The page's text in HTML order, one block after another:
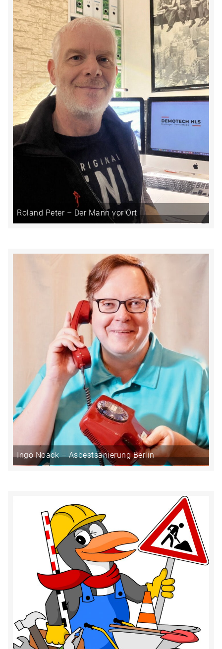
Roland Peter – Der Mann vor Ort
Ingo Noack – Asbestsanierung Berlin